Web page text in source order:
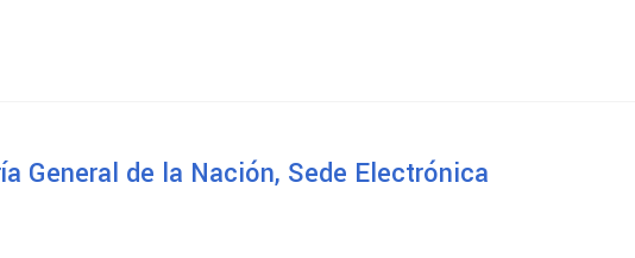
General de la Nación, Sede Electrónica